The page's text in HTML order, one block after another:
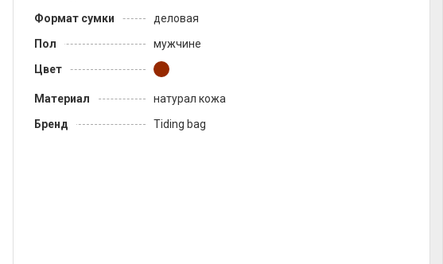
Формат сумки
деловая
Пол
мужчине
Цвет
Материал
натурал кожа
Бренд
Tiding bag